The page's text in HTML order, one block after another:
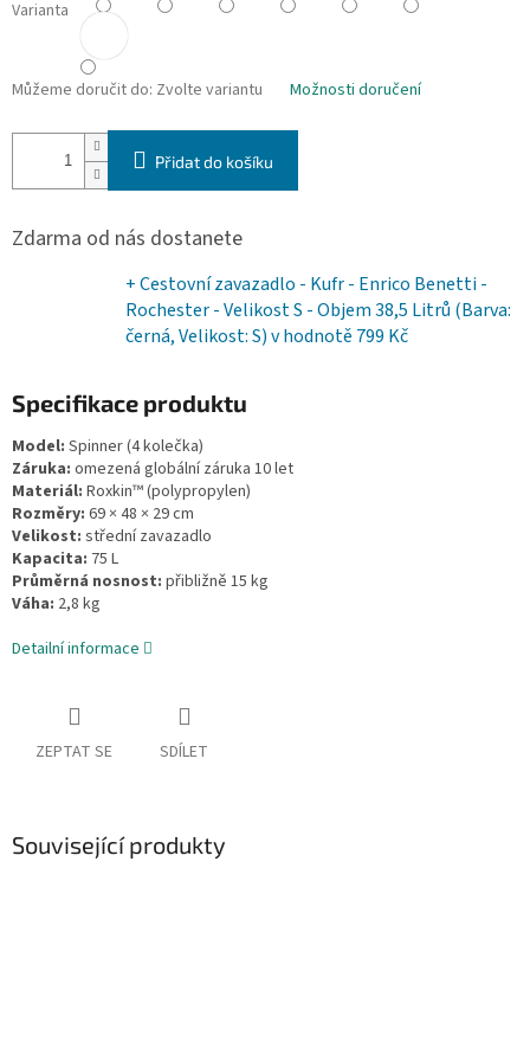
Varianta
Můžeme doručit do: Zvolte variantu Možnosti doručení
Přidat do košíku
Zdarma od nás dostanete
+ Cestovní zavazadlo - Kufr - Enrico Benetti -
Rochester - Velikost S - Objem 38,5 Litrů (Barva:
černá, Velikost: S)v hodnotě 799 Kč
Specifikace produktu
Model: Spinner (4 kolečka)
Záruka: omezená globální záruka 10 let
Materiál: Roxkin™ (polypropylen)
Rozměry: 69 × 48 × 29 cm
Velikost: střední zavazadlo
Kapacita: 75 L
Průměrná nosnost: přibližně 15 kg
Váha: 2,8 kg
Detailní informace
ZEPTAT SE SDÍLET
Související produkty